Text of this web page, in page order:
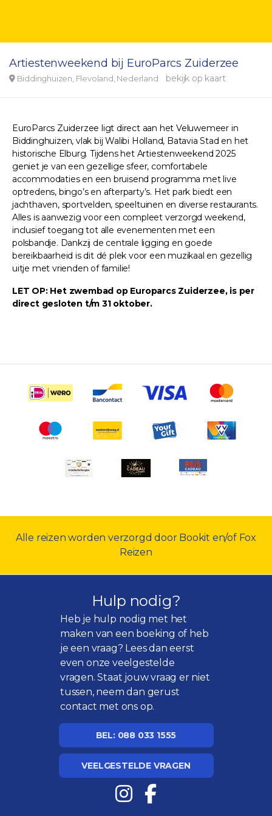
Artiestenweekend bij EuroParcs Zuiderzee
Biddinghuizen, Flevoland, Nederland bekijk op kaart
EuroParcs Zuiderzee ligt direct aan het Veluwemeer in
Biddinghuizen, vlak bij Walibi Holland, Batavia Stad en het
historische Elburg. Tijdens het Artiestenweekend 2025
geniet je van een gezellige sfeer, comfortabele
accommodaties en een bruisend programma met live
optredens, bingo’s en afterparty’s. Het park biedt een
jachthaven, sportvelden, speeltuinen en diverse restaurants.
Alles is aanwezig voor een compleet verzorgd weekend,
inclusief toegang tot alle evenementen met een
polsbandje. Dankzij de centrale ligging en goede
bereikbaarheid is dit dé plek voor een muzikaal en gezellig
uitje met vrienden of familie!
LET OP: Het zwembad op Europarcs Zuiderzee, is per
direct gesloten t/m 31 oktober.
Alle reizen worden verzorgd door Bookit en/of Fox
Reizen
Hulp nodig?
Heb je hulp nodig met het
maken van een boeking of heb
je een vraag? Lees dan eerst
even onzeveelgestelde
vragen. Staat jouw vraag er niet
tussen, neem dan gerust
contact met ons op.
BEL: 088 033 1555
VEELGESTELDE VRAGEN